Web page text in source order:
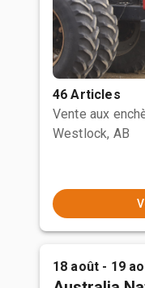
46 Articles
Vente aux
Westlock, AB
18 août - 19